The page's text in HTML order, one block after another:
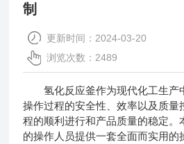
制
更新时间：2024-03-20
浏览次数：2489
氢化反应釜作为现代化工生产
操作过程的安全性、效率以及质量
程的顺利进行和产品质量的稳定。
的操作人员提供一套全面而实用的